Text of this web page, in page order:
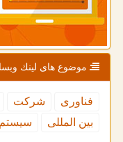
موضوع های لینك
فناوری شركت
بین المللی
سیستم